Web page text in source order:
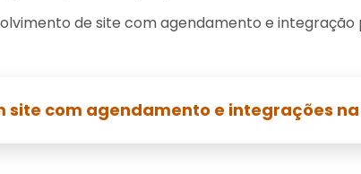
de site com agendamento e integração
site com agendamento e integrações na